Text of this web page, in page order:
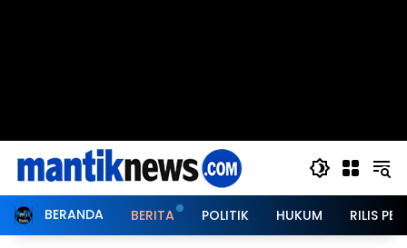
BERANDA BERITA POLITIK HUKUM RILIS